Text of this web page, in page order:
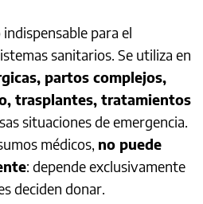
para el
sanitarios. Se utiliza en
partos complejos,
trasplantes, tratamientos
situaciones de emergencia.
médicos, no puede
: depende exclusivamente
deciden donar.